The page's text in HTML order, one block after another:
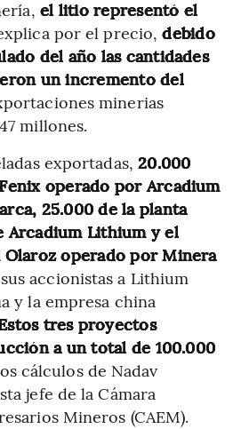
el litio representó el
por el precio, debido
del año las cantidades
un incremento del
minerias
millones.
exportadas, 20.000
operado por Arcadium
25.000 de la planta
Arcadium Lithium y el
operado por Minera
accionistas a Lithium
y la empresa china
tres proyectos
a un total de 100.000
cálculos de Nadav
jefe de la Cámara
Mineros (CAEM).